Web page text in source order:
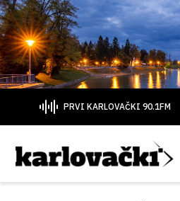
PRVI KARLOVAČKI 90.1FM